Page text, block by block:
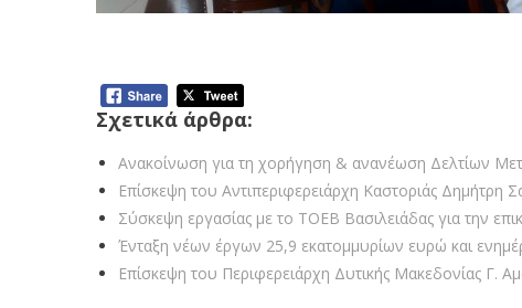
Σχετικά άρθρα:
Ανακοίνωση για τη χορήγηση & ανανέωση Δελτίων
Επίσκεψη του Αντιπεριφερειάρχη Καστοριάς
Σύσκεψη εργασίας με το ΤΟΕΒ Βασιλειάδας για την
Ένταξη νέων έργων 25,9 εκατομμυρίων ευρώ και
Επίσκεψη του Περιφερειάρχη Δυτικής Μακεδονίας Γ.